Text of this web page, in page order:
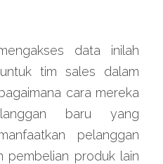
data inilah
tim sales dalam
cara mereka
baru yang
pelanggan
pembelian produk lain